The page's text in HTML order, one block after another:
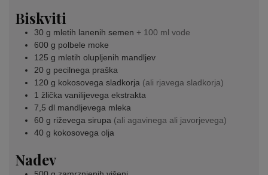
Biskviti
30 g mletih lanenih semen + 100 ml vode
600 g polbele moke
125 g mletih olupljenih mandljev
20 g pecilnega praška
120 g kokosovega sladkorja (ali rjavega sladkorja)
1 žlička vanilijevega ekstrakta
7,5 dl mandljevega mleka
60 g riževega sirupa (ali agavinega ali javorjevega)
40 g kokosovega olja
Nadev